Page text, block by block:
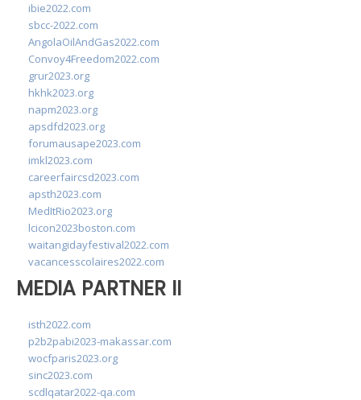
ibie2022.com
sbcc-2022.com
AngolaOilAndGas2022.com
Convoy4Freedom2022.com
grur2023.org
hkhk2023.org
napm2023.org
apsdfd2023.org
forumausape2023.com
imkl2023.com
careerfaircsd2023.com
apsth2023.com
MedItRio2023.org
lcicon2023boston.com
waitangidayfestival2022.com
vacancesscolaires2022.com
MEDIA PARTNER II
isth2022.com
p2b2pabi2023-makassar.com
wocfparis2023.org
sinc2023.com
scdlqatar2022-qa.com